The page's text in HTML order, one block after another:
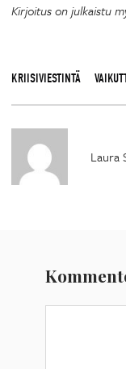
Kirjoitus on julkaistu
KRIISIVIESTINTÄ
Laura